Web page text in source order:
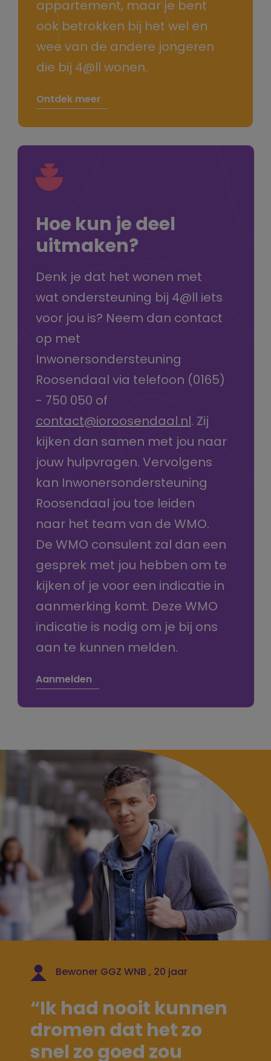
appartement, maar je bent
ook betrokken bij het wel en
wee van de andere jongeren
die bij 4@ll wonen.
Ontdek meer
Hoe kun je deel
uitmaken?
Denk je dat het wonen met
wat ondersteuning bij 4@ll iets
voor jou is? Neem dan contact
op met
Inwonersondersteuning
Roosendaal via telefoon (0165)
- 750 050 of
contact@ioroosendaal.nl. Zij
kijken dan samen met jou naar
jouw hulpvragen. Vervolgens
kan Inwonersondersteuning
Roosendaal jou toe leiden
naar het team van de WMO.
De WMO consulent zal dan een
gesprek met jou hebben om te
kijken of je voor een indicatie in
aanmerking komt. Deze WMO
indicatie is nodig om je bij ons
aan te kunnen melden.
Aanmelden
Bewoner GGZ WNB , 20 jaar
“Ik had nooit kunnen
dromen dat het zo
snel zo goed zou